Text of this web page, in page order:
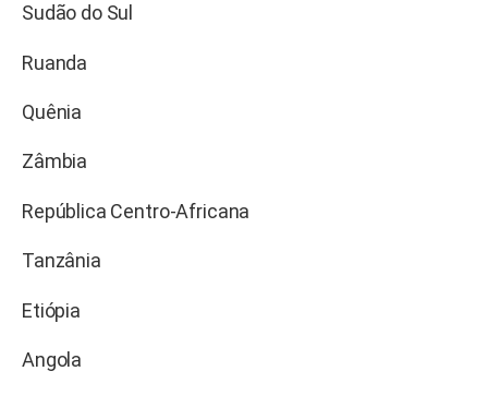
Sudão do Sul
Ruanda
Quênia
Zâmbia
República Centro-Africana
Tanzânia
Etiópia
Angola